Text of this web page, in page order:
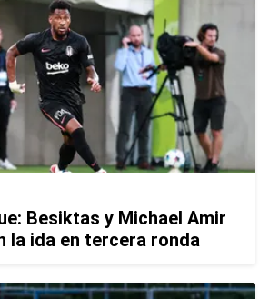
Besiktas y Michael Amir
la ida en tercera ronda